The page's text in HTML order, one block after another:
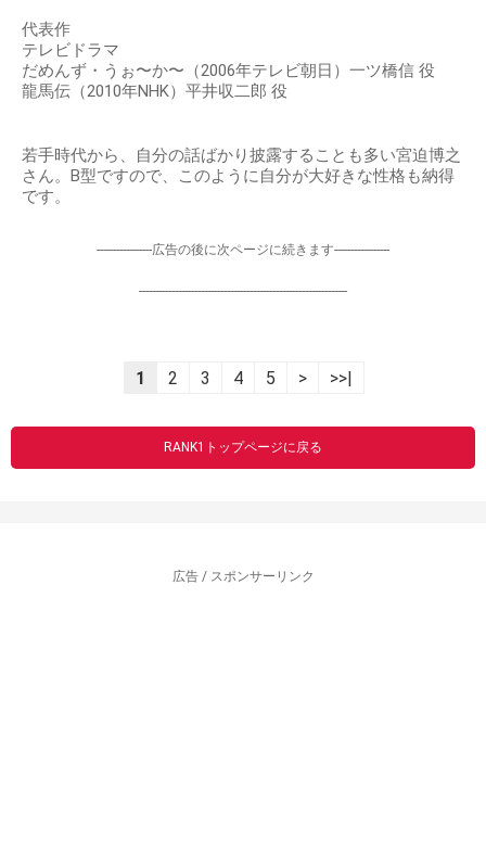
代表作
テレビドラマ
だめんず・うぉ〜か〜（2006年テレビ朝日）一ツ橋信 役
龍馬伝（2010年NHK）平井収二郎 役
若手時代から、自分の話ばかり披露することも多い宮迫博之
さん。B型ですので、このように自分が大好きな性格も納得
です。
-----------------広告の後に次ページに続きます-----------------
----------------------------------------------------------------
1 2 3 4 5 > >>|
RANK1トップページに戻る
広告 / スポンサーリンク